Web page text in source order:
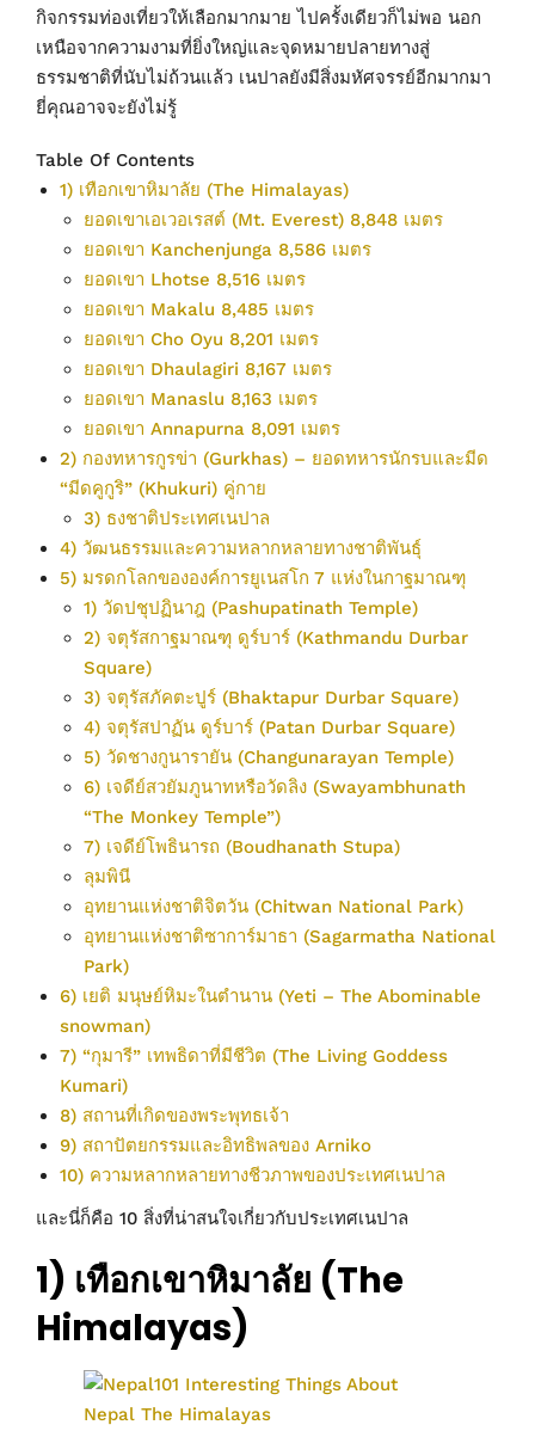
กิจกรรมท่องเที่ยวให้เลือกมากมาย ไปครั้งเดียวก็ไม่พอ นอก
เหนือจากความงามที่ยิ่งใหญ่และจุดหมายปลายทางสู่
ธรรมชาติที่นับไม่ถ้วนแล้ว เนปาลยังมีสิ่งมหัศจรรย์อีกมากมา
ยี่คุณอาจจะยังไม่รู้
Table Of Contents
1) เทือกเขาหิมาลัย (The Himalayas)
ยอดเขาเอเวอเรสต์ (Mt. Everest) 8,848 เมตร
ยอดเขา Kanchenjunga 8,586 เมตร
ยอดเขา Lhotse 8,516 เมตร
ยอดเขา Makalu 8,485 เมตร
ยอดเขา Cho Oyu 8,201 เมตร
ยอดเขา Dhaulagiri 8,167 เมตร
ยอดเขา Manaslu 8,163 เมตร
ยอดเขา Annapurna 8,091 เมตร
2) กองทหารกูรข่า (Gurkhas) – ยอดทหารนักรบและมีด
“มีดคูกูริ” (Khukuri) คู่กาย
3) ธงชาติประเทศเนปาล
4) วัฒนธรรมและความหลากหลายทางชาติพันธุ์
5) มรดกโลกขององค์การยูเนสโก 7 แห่งในกาฐมาณฑุ
1) วัดปชุปฏินาฎ (Pashupatinath Temple)
2) จตุรัสกาฐมาณฑุ ดูร์บาร์ (Kathmandu Durbar
Square)
3) จตุรัสภัคตะปูร์ (Bhaktapur Durbar Square)
4) จตุรัสปาฏัน ดูร์บาร์ (Patan Durbar Square)
5) วัดชางกูนารายัน (Changunarayan Temple)
6) เจดีย์สวยัมภูนาทหรือวัดลิง (Swayambhunath
“The Monkey Temple”)
7) เจดีย์โพธินารถ (Boudhanath Stupa)
ลุมพินี
อุทยานแห่งชาติจิตวัน (Chitwan National Park)
อุทยานแห่งชาติซาการ์มาธา (Sagarmatha National
Park)
6) เยติ มนุษย์หิมะในตำนาน (Yeti – The Abominable
snowman)
7) “กุมารี” เทพธิดาที่มีชีวิต (The Living Goddess
Kumari)
8) สถานที่เกิดของพระพุทธเจ้า
9) สถาปัตยกรรมและอิทธิพลของ Arniko
10) ความหลากหลายทางชีวภาพของประเทศเนปาล
และนี่ก็คือ 10 สิ่งที่น่าสนใจเกี่ยวกับประเทศเนปาล
1) เทือกเขาหิมาลัย (The
Himalayas)